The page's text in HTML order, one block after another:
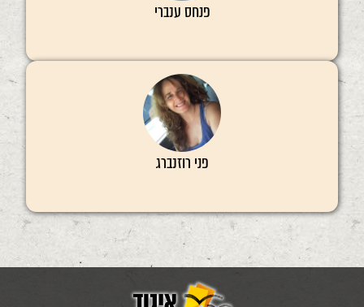
פנחס ענברי
פני רוזנברג